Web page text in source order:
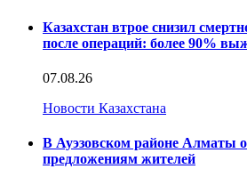
Казахстан втрое снизил
после операций: более 90%
07.08.26
Новости Казахстана
В Ауэзовском районе Алматы
предложениям жителей